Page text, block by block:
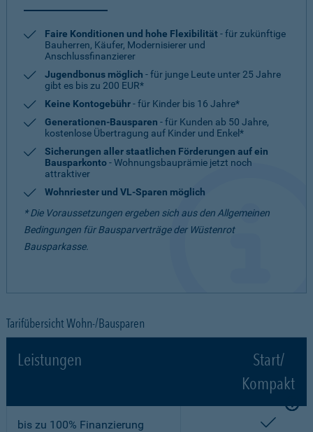
Faire Konditionen und hohe Flexibilität- für zukünftige
Bauherren, Käufer, Modernisierer und
Anschlussfinanzierer
Jugendbonus möglich - für junge Leute unter 25 Jahre
gibt es bis zu 200 EUR*
Keine Kontogebühr- für Kinder bis 16 Jahre*
Generationen-Bausparen - für Kunden ab 50 Jahre,
kostenlose Übertragung auf Kinder und Enkel*
Sicherungen aller staatlichen Förderungen auf ein
Bausparkonto- Wohnungsbauprämie jetzt noch
attraktiver
Wohnriester und VL-Sparen möglich
* Die Voraussetzungen ergeben sich aus den Allgemeinen
Bedingungen für Bausparverträge der Wüstenrot
Bausparkasse.
Tarifübersicht Wohn-/Bausparen
Leistungen
Start/
Kompakt
bis zu 100% Finanzierung